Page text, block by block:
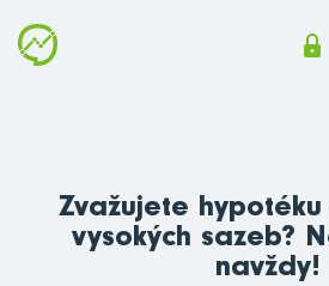
Zvažujete
vysokých sazeb?
navždy!